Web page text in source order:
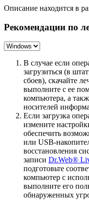
Описание находится в
Рекомендации по
В случае если
загрузиться (в
сбоев), скачайте
выполните с ее
компьютера, а
носителей
Если загрузка
измените
обеспечить
или USB-
восстановления
записи Dr.Web®
подготовьте
компьютер с
выполните его
обнаруженных